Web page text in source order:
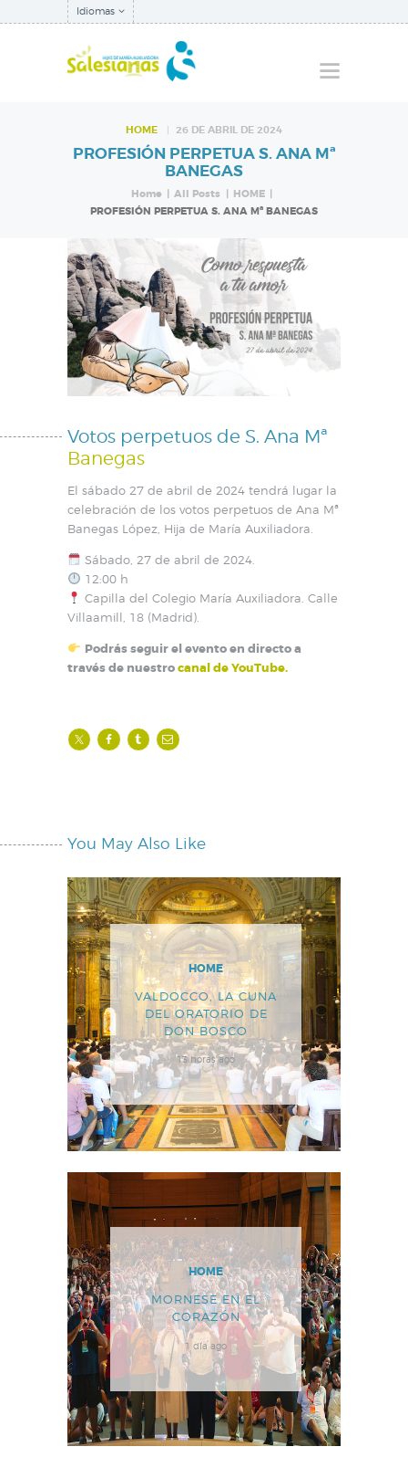
Idiomas
HOME 26 DE ABRIL DE 2024
PROFESIÓN PERPETUA S. ANA Mª
BANEGAS
Home All Posts
HOME
PROFESIÓN PERPETUA S. ANA Mª BANEGAS
QUIÉNES SOMOS
NUESTRA
INSPECTORÍA
QUÉ HACEMOS
NOTICIAS
Votos perpetuos de S. Ana Mª
Banegas
El sábado 27 de abril de 2024 tendrá lugar la
celebración de los votos perpetuos de Ana Mª
Banegas López, Hija de María Auxiliadora.
Sábado, 27 de abril de 2024.
12:00 h
Capilla del Colegio María Auxiliadora. Calle
Villaamill, 18 (Madrid).
Podrás seguir el evento en directo a
través de nuestrocanal de YouTube.
You May Also Like
HOME
VALDOCCO, LA CUNA
DEL ORATORIO DE
DON BOSCO
13 horas ago
HOME
MORNESE EN EL
CORAZÓN
1 día ago